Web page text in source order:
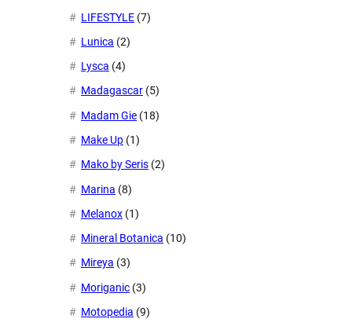
LIFESTYLE (7)
Lunica (2)
Lysca (4)
Madagascar (5)
Madam Gie (18)
Make Up (1)
Mako by Seris (2)
Marina (8)
Melanox (1)
Mineral Botanica (10)
Mireya (3)
Moriganic (3)
Motopedia (9)